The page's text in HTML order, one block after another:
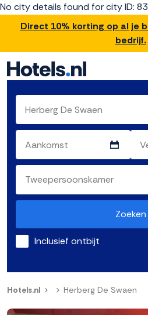
No city details found for city ID:
Direct 10% korting op al je
bedrijf.
Zoeken
Inclusief ontbijt
Hotels.nl Herberg De Swaen